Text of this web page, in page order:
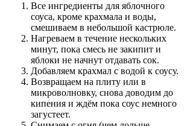
Все ингредиенты для яблочного
соуса, кроме крахмала и воды,
смешиваем в небольшой кастрюле.
Нагреваем в течение нескольких
минут, пока смесь не закипит и
яблоки не начнут отдавать сок.
Добавляем крахмал с водой к соусу.
Возвращаем на плиту или в
микроволновку, снова доводим до
кипения и ждём пока соус немного
загустеет.